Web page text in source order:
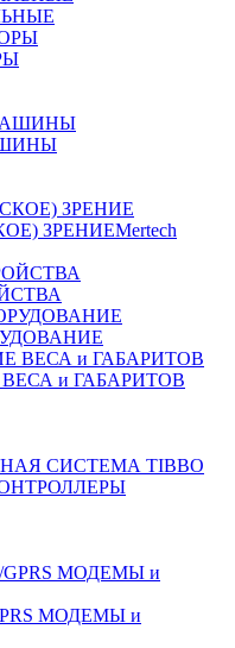
ЗРЕНИЕMertech
и ГАБАРИТОВ
СИСТЕМА TIBBO
МОДЕМЫ и